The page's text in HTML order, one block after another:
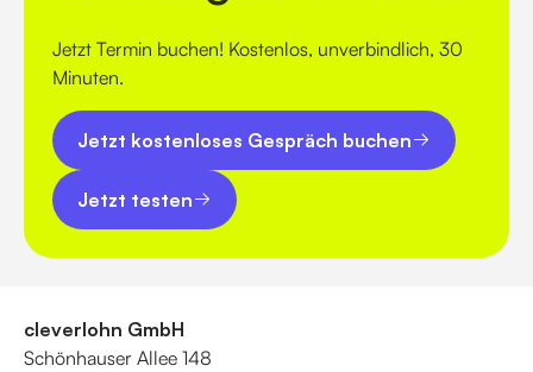
Jetzt Termin buchen! Kostenlos, unverbindlich, 30
Minuten.
Jetzt kostenloses Gespräch buchen
Jetzt kostenloses Gespräch buchen
Jetzt testen
Jetzt testen
cleverlohn GmbH
Schönhauser Allee 148